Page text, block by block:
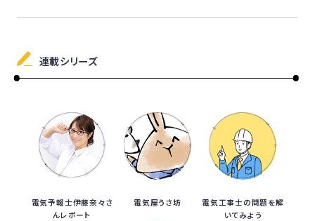
連載シリーズ
電気予報士伊藤奈々さ
んレポート
電気屋うさ坊
電気工事士の問題を解
いてみよう